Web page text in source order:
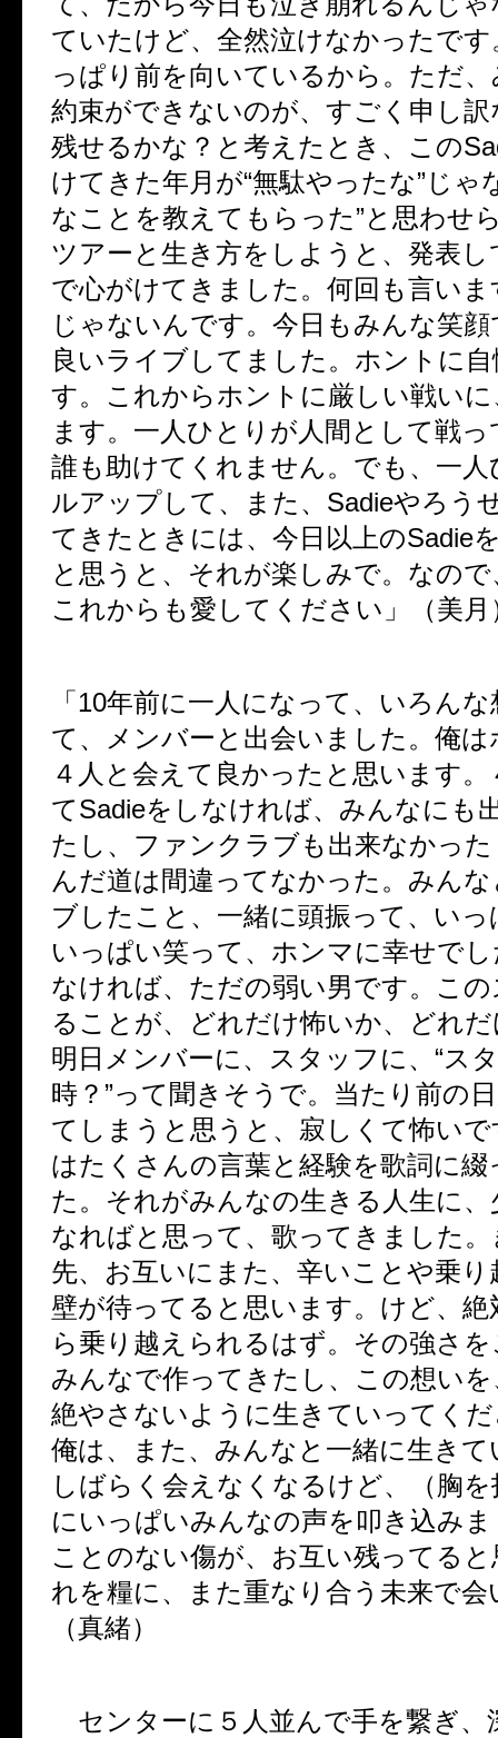
ていたけど、全然泣けなかったで
っぱり前を向いているから。ただ
約束ができないのが、すごく申し
残せるかな？と考えたとき、この
けてきた年月が“無駄やったな”じゃ
なことを教えてもらった”と思わせ
ツアーと生き方をしようと、発表
で心がけてきました。何回も言い
じゃないんです。今日もみんな笑
良いライブしてました。ホントに
す。これからホントに厳しい戦い
ます。一人ひとりが人間として戦
誰も助けてくれません。でも、一
ルアップして、また、Sadieやろう
てきたときには、今日以上のSadie
と思うと、それが楽しみで。なの
これからも愛してください」（美月
「10年前に一人になって、いろん
て、メンバーと出会いました。俺
４人と会えて良かったと思います
てSadieをしなければ、みんなにも
たし、ファンクラブも出来なかっ
んだ道は間違ってなかった。みん
ブしたこと、一緒に頭振って、い
いっぱい笑って、ホンマに幸せで
なければ、ただの弱い男です。こ
ることが、どれだけ怖いか、どれ
明日メンバーに、スタッフに、“ス
時？”って聞きそうで。当たり前の
てしまうと思うと、寂しくて怖い
はたくさんの言葉と経験を歌詞に
た。それがみんなの生きる人生に
なればと思って、歌ってきました
先、お互いにまた、辛いことや乗
壁が待ってると思います。けど、
ら乗り越えられるはず。その強さ
みんなで作ってきたし、この想い
絶やさないように生きていってく
俺は、また、みんなと一緒に生き
しばらく会えなくなるけど、（胸
にいっぱいみんなの声を叩き込み
ことのない傷が、お互い残ってる
れを糧に、また重なり合う未来で
（真緒）
センターに５人並んで手を繋ぎ、